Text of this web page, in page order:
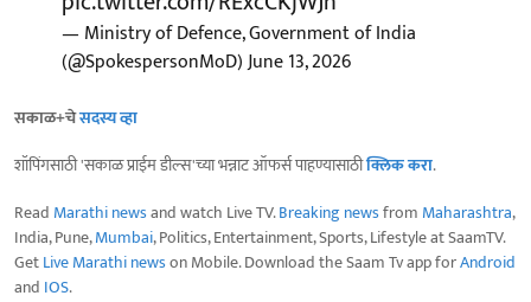
— Ministry of Defence, Government of India
(@SpokespersonMoD)June 13, 2026
सकाळ+चेसदस्य व्हा
शॉपिंगसाठी 'सकाळ प्राईम डील्स'च्या भन्नाट ऑफर्स पाहण्यासाठीक्लिक करा.
Read Marathi newsand watch Live TV.Breaking newsfrom Maharashtra,
India, Pune,Mumbai, Politics, Entertainment, Sports, Lifestyle at SaamTV.
GetLive Marathi newson Mobile. Download the Saam Tv app forAndroid
and IOS.